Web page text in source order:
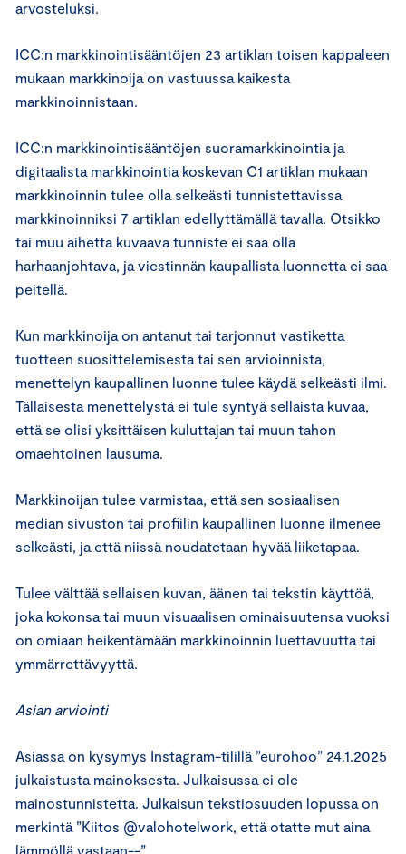
arvosteluksi.
ICC:n markkinointisääntöjen 23 artiklan toisen kappaleen
mukaan markkinoija on vastuussa kaikesta
markkinoinnistaan.
ICC:n markkinointisääntöjen suoramarkkinointia ja
digitaalista markkinointia koskevan C1 artiklan mukaan
markkinoinnin tulee olla selkeästi tunnistettavissa
markkinoinniksi 7 artiklan edellyttämällä tavalla. Otsikko
tai muu aihetta kuvaava tunniste ei saa olla
harhaanjohtava, ja viestinnän kaupallista luonnetta ei saa
peitellä.
Kun markkinoija on antanut tai tarjonnut vastiketta
tuotteen suosittelemisesta tai sen arvioinnista,
menettelyn kaupallinen luonne tulee käydä selkeästi ilmi.
Tällaisesta menettelystä ei tule syntyä sellaista kuvaa,
että se olisi yksittäisen kuluttajan tai muun tahon
omaehtoinen lausuma.
Markkinoijan tulee varmistaa, että sen sosiaalisen
median sivuston tai profiilin kaupallinen luonne ilmenee
selkeästi, ja että niissä noudatetaan hyvää liiketapaa.
Tulee välttää sellaisen kuvan, äänen tai tekstin käyttöä,
joka kokonsa tai muun visuaalisen ominaisuutensa vuoksi
on omiaan heikentämään markkinoinnin luettavuutta tai
ymmärrettävyyttä.
Asian arviointi
Asiassa on kysymys Instagram-tilillä ”eurohoo” 24.1.2025
julkaistusta mainoksesta. Julkaisussa ei ole
mainostunnistetta. Julkaisun tekstiosuuden lopussa on
merkintä ”Kiitos @valohotelwork, että otatte mut aina
lämmöllä vastaan--”